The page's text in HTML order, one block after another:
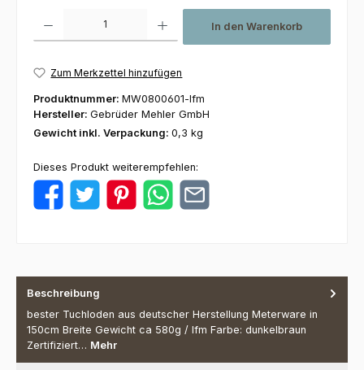
In den Warenkorb
Zum Merkzettel hinzufügen
Produktnummer: MW0800601-lfm
Hersteller: Gebrüder Mehler GmbH
Gewicht inkl. Verpackung: 0,3 kg
Dieses Produkt weiterempfehlen:
Beschreibung
bester Tuchloden aus deutscher Herstellung Meterware in
150cm Breite Gewicht ca 580g / lfm Farbe: dunkelbraun
Zertifiziert… Mehr